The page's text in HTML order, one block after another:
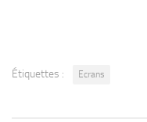
Étiquettes : Ecrans